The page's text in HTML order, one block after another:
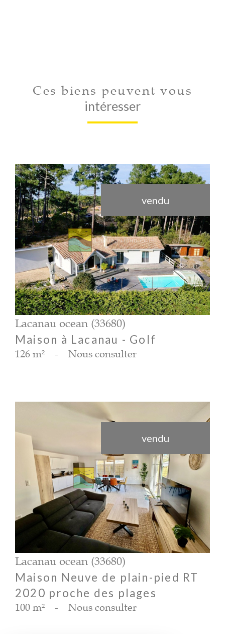
Ces biens peuvent vous
intéresser
vendu
voir le bien
Lacanau ocean (33680)
Maison à Lacanau - Golf
126 m² - Nous consulter
vendu
voir le bien
Lacanau ocean (33680)
Maison Neuve de plain-pied RT
2020 proche des plages
100 m² - Nous consulter